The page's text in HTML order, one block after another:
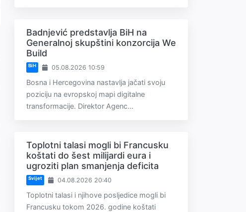
Badnjević predstavlja BiH na
Generalnoj skupštini konzorcija We
Build
BiH 05.08.2026 10:59
Bosna i Hercegovina nastavlja jačati svoju
poziciju na evropskoj mapi digitalne
transformacije. Direktor Agenc...
Toplotni talasi mogli bi Francusku
koštati do šest milijardi eura i
ugroziti plan smanjenja deficita
Svijet 04.08.2026 20:40
Toplotni talasi i njihove posljedice mogli bi
Francusku tokom 2026. godine koštati